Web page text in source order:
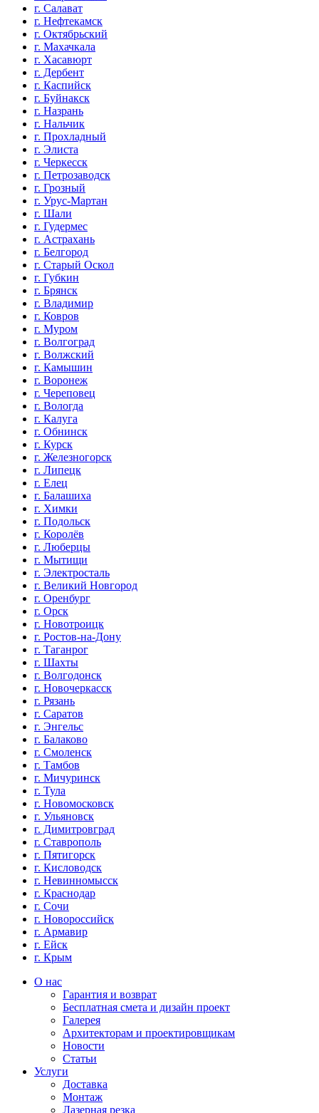
г. Салават
г. Нефтекамск
г. Октябрьский
г. Махачкала
г. Хасавюрт
г. Дербент
г. Каспийск
г. Буйнакск
г. Назрань
г. Нальчик
г. Прохладный
г. Элиста
г. Черкесск
г. Петрозаводск
г. Грозный
г. Урус-Мартан
г. Шали
г. Гудермес
г. Астрахань
г. Белгород
г. Старый Оскол
г. Губкин
г. Брянск
г. Владимир
г. Ковров
г. Муром
г. Волгоград
г. Волжский
г. Камышин
г. Воронеж
г. Череповец
г. Вологда
г. Калуга
г. Обнинск
г. Курск
г. Железногорск
г. Липецк
г. Елец
г. Балашиха
г. Химки
г. Подольск
г. Королёв
г. Люберцы
г. Мытищи
г. Электросталь
г. Великий Новгород
г. Оренбург
г. Орск
г. Новотроицк
г. Ростов-на-Дону
г. Таганрог
г. Шахты
г. Волгодонск
г. Новочеркасск
г. Рязань
г. Саратов
г. Энгельс
г. Балаково
г. Смоленск
г. Тамбов
г. Мичуринск
г. Тула
г. Новомосковск
г. Ульяновск
г. Димитровград
г. Ставрополь
г. Пятигорск
г. Кисловодск
г. Невинномысск
г. Краснодар
г. Сочи
г. Новороссийск
г. Армавир
г. Ейск
г. Крым
О нас
Гарантия и возврат
Бесплатная смета и дизайн проект
Галерея
Архитекторам и проектировщикам
Новости
Статьи
Услуги
Доставка
Монтаж
Лазерная резка